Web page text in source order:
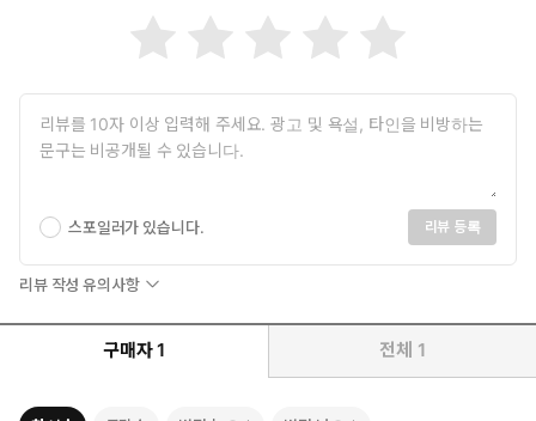
스포일러가 있습니다. 리뷰 등록
리뷰 작성 유의사항
구매자 1 전체 1